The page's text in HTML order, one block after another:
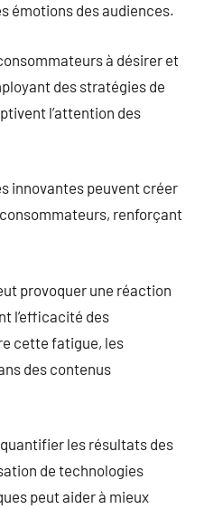
émotions des audiences.
à désirer et
des stratégies de
l’attention des
innovantes peuvent créer
renforçant
provoquer une réaction
l’efficacité des
cette fatigue, les
des contenus
les résultats des
de technologies
peut aider à mieux